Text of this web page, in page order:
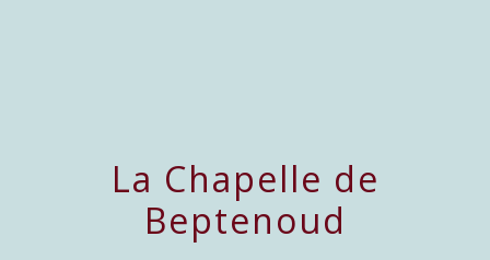
La Chapelle de
Beptenoud